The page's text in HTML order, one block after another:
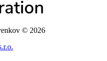
© 2026